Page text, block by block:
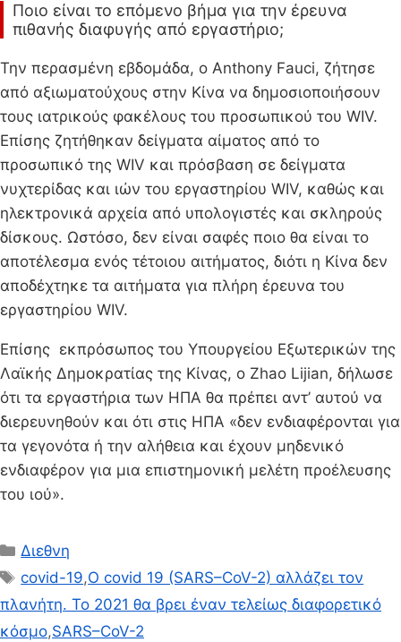
Ποιο είναι το επόμενο βήμα για την έρευνα
πιθανής διαφυγής από εργαστήριο;
Την περασμένη εβδομάδα, ο Anthony Fauci, ζήτησε
από αξιωματούχους στην Κίνα να δημοσιοποιήσουν
τους ιατρικούς φακέλους του προσωπικού του WIV.
Επίσης ζητήθηκαν δείγματα αίματος από το
προσωπικό της WIV και πρόσβαση σε δείγματα
νυχτερίδας και ιών του εργαστηρίου WIV, καθώς και
ηλεκτρονικά αρχεία από υπολογιστές και σκληρούς
δίσκους. Ωστόσο, δεν είναι σαφές ποιο θα είναι το
αποτέλεσμα ενός τέτοιου αιτήματος, διότι η Κίνα δεν
αποδέχτηκε τα αιτήματα για πλήρη έρευνα του
εργαστηρίου WIV.
Επίσης εκπρόσωπος του Υπουργείου Εξωτερικών της
Λαϊκής Δημοκρατίας της Κίνας, ο Zhao Lijian, δήλωσε
ότι τα εργαστήρια των ΗΠΑ θα πρέπει αντ’ αυτού να
διερευνηθούν και ότι στις ΗΠΑ «δεν ενδιαφέρονται για
τα γεγονότα ή την αλήθεια και έχουν μηδενικό
ενδιαφέρον για μια επιστημονική μελέτη προέλευσης
του ιού».
Κατηγορίες
Διεθνη
Ετικέτες
covid-19,O covid 19 (SARS–CoV-2) αλλάζει τον
πλανήτη. Το 2021 θα βρει έναν τελείως διαφορετικό
κόσμο,SARS–CoV-2